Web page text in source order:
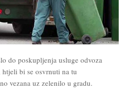
do poskupljenja usluge odvoza
bi se osvrnuti na tu
vezana uz zelenilo u gradu.